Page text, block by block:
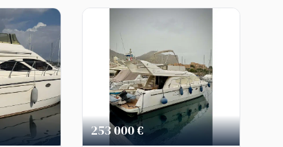
253 000 €